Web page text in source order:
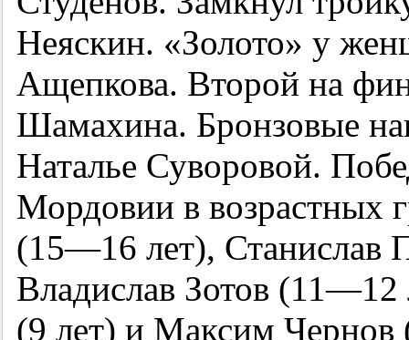
Неяскин. «Золото» у
Ащепкова. Второй на
Шамахина. Бронзовые
Наталье Суворовой.
Мордовии в возрастных
(15—16 лет), Станислав
Владислав Зотов (11—12
(9 лет) и Максим Чернов